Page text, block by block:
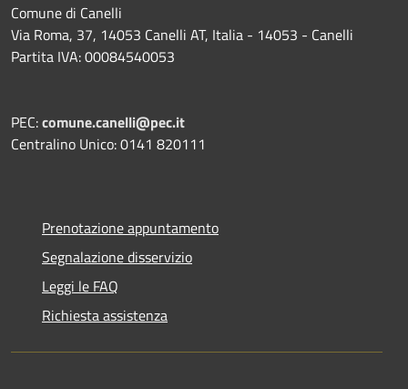
Comune di Canelli
Via Roma, 37, 14053 Canelli AT, Italia - 14053 - Canelli
Partita IVA: 00084540053
PEC:comune.canelli@pec.it
Centralino Unico: 0141 820111
Prenotazione appuntamento
Segnalazione disservizio
Leggi le FAQ
Richiesta assistenza